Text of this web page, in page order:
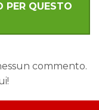
PER QUESTO
commento.